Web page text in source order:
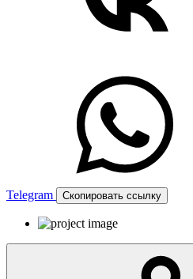
Telegram
Скопировать ссылку